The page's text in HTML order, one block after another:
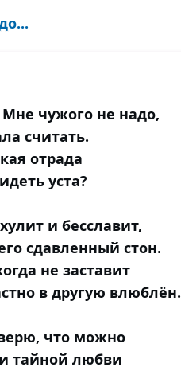
чужого не надо,
считать.
отрада
уста?
и бесславит,
сдавленный стон.
не заставит
в другую влюблён.
что можно
тайной любви